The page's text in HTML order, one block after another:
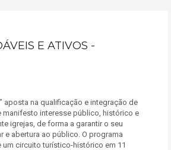
E ATIVOS -
” aposta na qualificação e integração de
manifesto interesse público, histórico e
igrejas, de forma a garantir o seu
e abertura ao público. O programa
um circuito turístico-histórico em 11